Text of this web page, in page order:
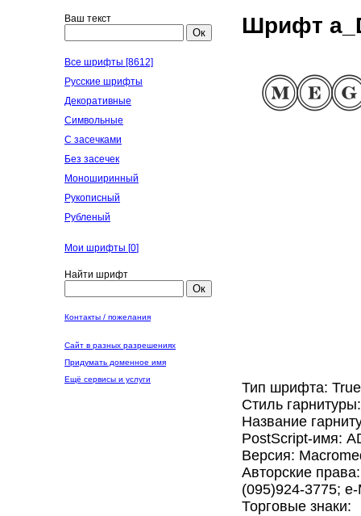
Ваш текст
Ок
Все шрифты [8612]
Русские шрифты
Декоративные
Символьные
С засечками
Без засечек
Моноширинный
Рукописный
Рубленый
Мои шрифты [0]
Найти шрифт
Ок
Контакты / пожелания
Сайт в разных разрешениях
Придумать доменное имя
Ещё сервисы и услуги
Шрифт
Тип шрифта:
Стиль
Название
PostScript-имя:
Версия:
Авторские
(095)924-3775;
Торговые знаки: